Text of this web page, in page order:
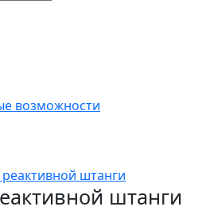
возможности
штанги
штанги